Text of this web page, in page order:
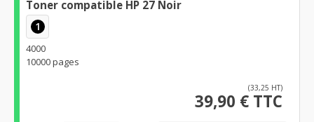
Toner compatible HP 27 Noir
1
4000
10000 pages
(33,25 HT)
39,90 € TTC